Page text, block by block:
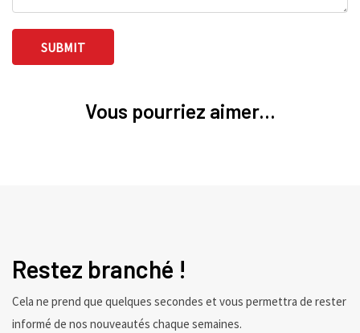
Vous pourriez aimer...
Restez branché !
Cela ne prend que quelques secondes et vous permettra de rester
informé de nos nouveautés chaque semaines.